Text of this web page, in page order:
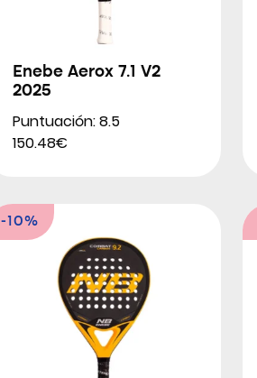
Enebe Aerox 7.1 V2
2025
Puntuación: 8.5
150.48€
-10%